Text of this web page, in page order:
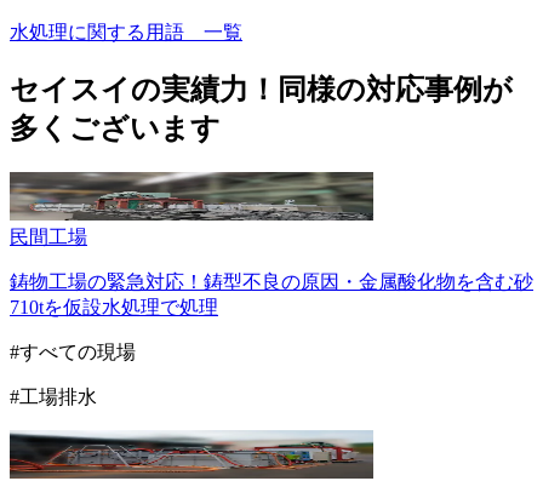
水処理に関する用語 一覧
セイスイの実績力！ 同様の対応事例が
多くございます
民間工場
鋳物工場の緊急対応！鋳型不良の原因・金属酸化物を含む砂
710tを仮設水処理で処理
#すべての現場
#工場排水